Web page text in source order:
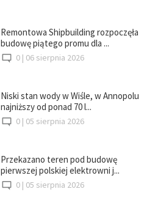
Remontowa Shipbuilding rozpoczęła
budowę piątego promu dla ...
0 | 06 sierpnia 2026
Niski stan wody w Wiśle, w Annopolu
najniższy od ponad 70 l...
0 | 05 sierpnia 2026
Przekazano teren pod budowę
pierwszej polskiej elektrowni j...
0 | 05 sierpnia 2026